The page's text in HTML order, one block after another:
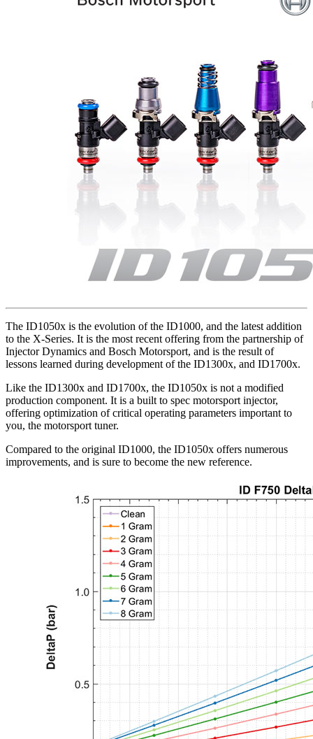
The ID1050x is the evolution of the ID1000, and the latest addition
to the X-Series. It is the most recent offering from the partnership of
Injector Dynamics and Bosch Motorsport, and is the result of
lessons learned during development of the ID1300x, and ID1700x.
Like the ID1300x and ID1700x, the ID1050x is not a modified
production component. It is a built to spec motorsport injector,
offering optimization of critical operating parameters important to
you, the motorsport tuner.
Compared to the original ID1000, the ID1050x offers numerous
improvements, and is sure to become the new reference.